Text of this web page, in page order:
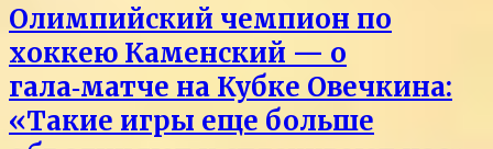
Олимпийский чемпион по
хоккею Каменский — о
гала‑матче на Кубке Овечкина:
«Такие игры еще больше